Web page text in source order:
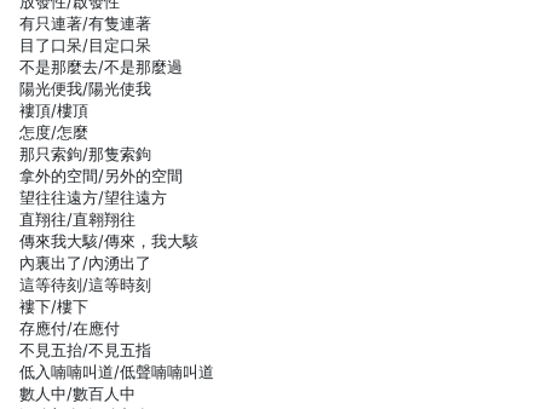
有只連著/有隻連著
目了口呆/目定口呆
不是那麼去/不是那麼過
陽光便我/陽光使我
褸頂/樓頂
怎度/怎麼
那只索鉤/那隻索鉤
拿外的空間/另外的空間
望往往遠方/望往遠方
直翔往/直翱翔往
傳來我大駭/傳來，我大駭
內裏出了/內湧出了
這等待刻/這等時刻
褸下/樓下
存應付/在應付
不見五抬/不見五指
低入喃喃叫道/低聲喃喃叫道
數人中/數百人中